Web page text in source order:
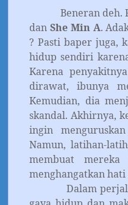
Beneran deh.
dan She Min A.
? Pasti baper juga,
hidup sendiri
Karena
dirawat, ibunya
Kemudian, dia
skandal. Akhirnya,
ingin
Namun, latihan-
membuat
menghangatkan hati
Dalam